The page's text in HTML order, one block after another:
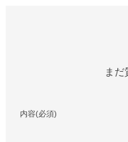
まだ
内容(必須)